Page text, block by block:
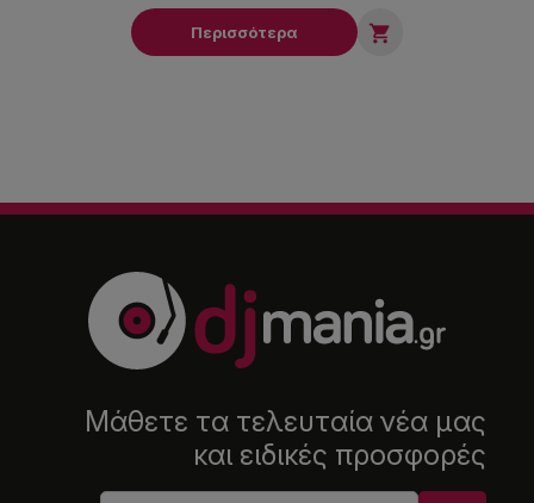
Περισσότερα 
Μάθετε τα τελευταία νέα μας
και ειδικές προσφορές